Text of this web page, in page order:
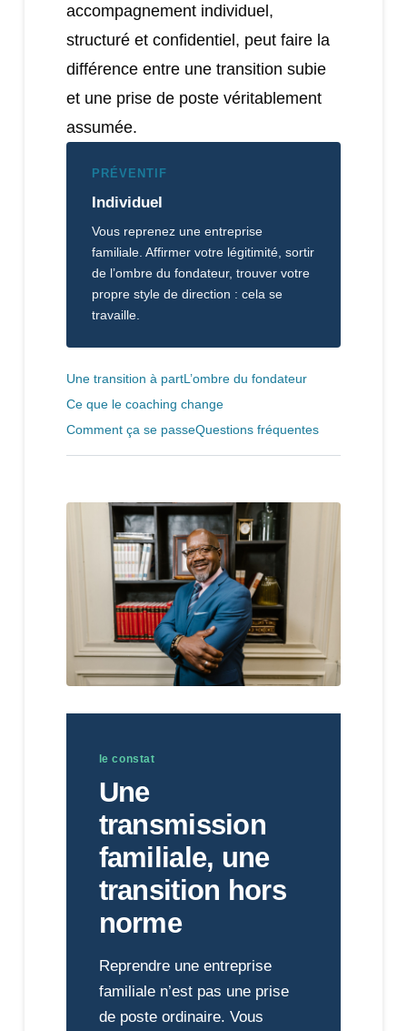
accompagnement individuel,
structuré et confidentiel, peut faire la
différence entre une transition subie
et une prise de poste véritablement
assumée.
PRÉVENTIF
Individuel
Vous reprenez une entreprise
familiale. Affirmer votre légitimité, sortir
de l’ombre du fondateur, trouver votre
propre style de direction : cela se
travaille.
Une transition à partL’ombre du fondateur
Ce que le coaching change
Comment ça se passeQuestions fréquentes
le constat
Une
transmission
familiale, une
transition hors
norme
Reprendre une entreprise
familiale n’est pas une prise
de poste ordinaire. Vous